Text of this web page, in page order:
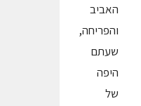
האביב
והפריחה,
שעתם
היפה
של